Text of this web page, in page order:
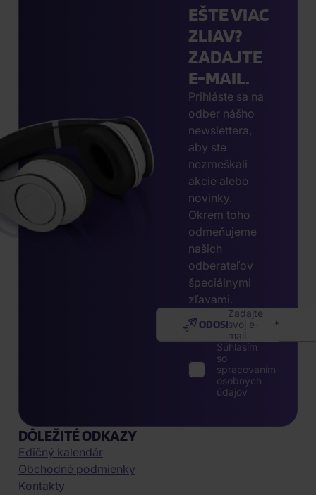
EŠTE VIAC
ZLIAV?
ZADAJTE
E-MAIL.
Prihláste sa na
odber nášho
newslettera,
aby ste
nezmeškali
akcie alebo
novinky.
Okrem toho
odmeňujeme
našich
odberateľov
špeciálnymi
zľavami.
Zadajte
svoj e-
mail
ODOSLAŤ
Súhlasím
so
spracovaním
osobných
údajov
DÔLEŽITÉ ODKAZY
Edičný kalendár
Obchodné podmienky
Kontakty